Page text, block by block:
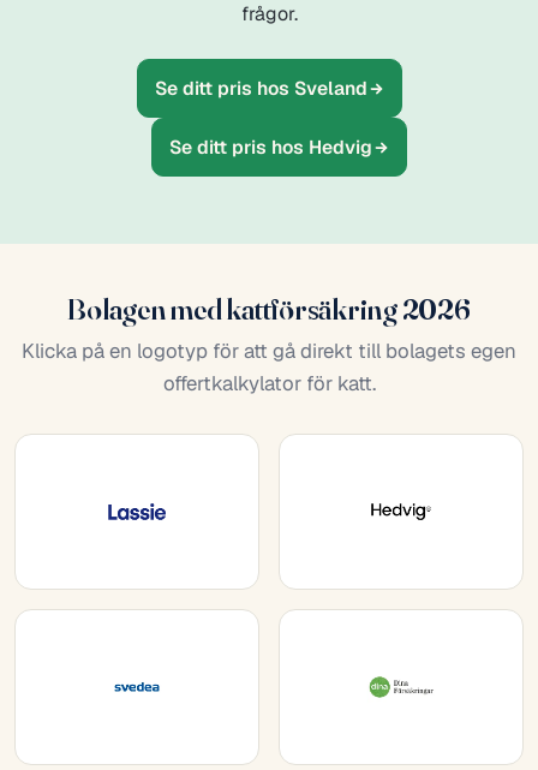
frågor.
Se ditt pris hos Sveland
Se ditt pris hos Hedvig
Bolagen med kattförsäkring 2026
Klicka på en logotyp för att gå direkt till bolagets egen
offertkalkylator för katt.